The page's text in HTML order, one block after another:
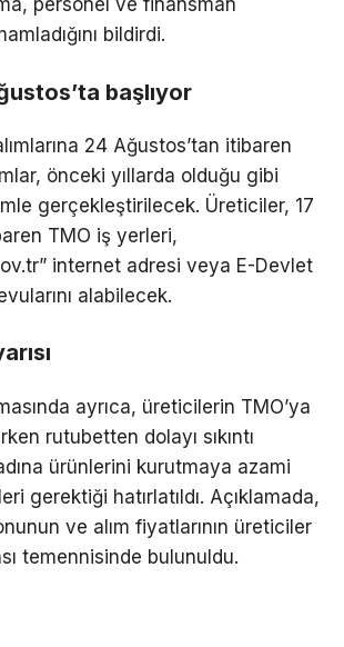
personel ve finansman
bildirdi.
başlıyor
24 Ağustos’tan itibaren
önceki yıllarda olduğu gibi
gerçekleştirilecek. Üreticiler, 17
TMO iş yerleri,
internet adresi veya E-Devlet
alabilecek.
ayrıca, üreticilerin TMO’ya
rutubetten dolayı sıkıntı
ürünlerini kurutmaya azami
gerektiği hatırlatıldı. Açıklamada,
ve alım fiyatlarının üreticiler
temennisinde bulunuldu.